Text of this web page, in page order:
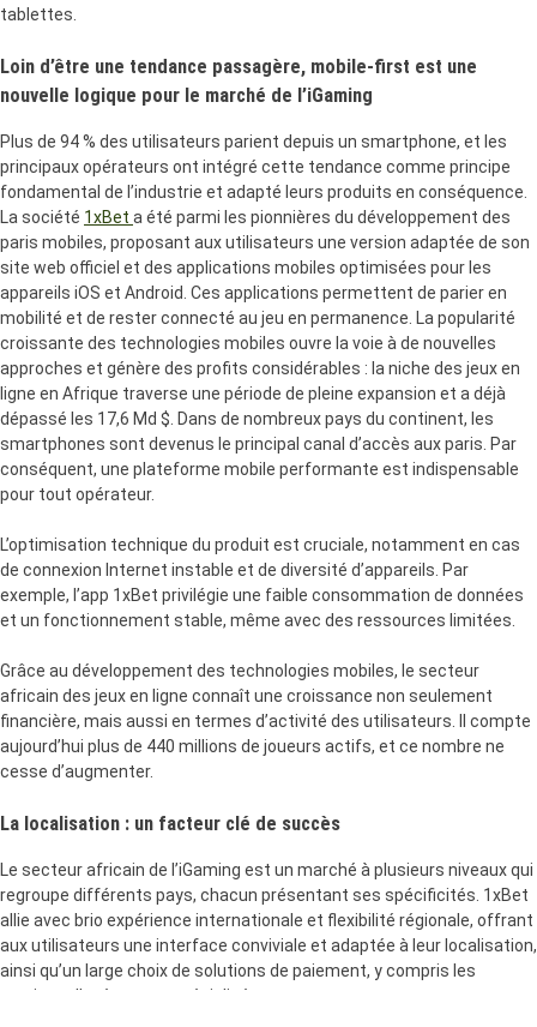
tablettes.
Loin d’être une tendance passagère, mobile-first est une
nouvelle logique pour le marché de l’iGaming
Plus de 94 % des utilisateurs parient depuis un smartphone, et les
principaux opérateurs ont intégré cette tendance comme principe
fondamental de l’industrie et adapté leurs produits en conséquence.
La société 1xBet a été parmi les pionnières du développement des
paris mobiles, proposant aux utilisateurs une version adaptée de son
site web officiel et des applications mobiles optimisées pour les
appareils iOS et Android. Ces applications permettent de parier en
mobilité et de rester connecté au jeu en permanence. La popularité
croissante des technologies mobiles ouvre la voie à de nouvelles
approches et génère des profits considérables : la niche des jeux en
ligne en Afrique traverse une période de pleine expansion et a déjà
dépassé les 17,6 Md $. Dans de nombreux pays du continent, les
smartphones sont devenus le principal canal d’accès aux paris. Par
conséquent, une plateforme mobile performante est indispensable
pour tout opérateur.
L’optimisation technique du produit est cruciale, notamment en cas
de connexion Internet instable et de diversité d’appareils. Par
exemple, l’app 1xBet privilégie une faible consommation de données
et un fonctionnement stable, même avec des ressources limitées.
Grâce au développement des technologies mobiles, le secteur
africain des jeux en ligne connaît une croissance non seulement
financière, mais aussi en termes d’activité des utilisateurs. Il compte
aujourd’hui plus de 440 millions de joueurs actifs, et ce nombre ne
cesse d’augmenter.
La localisation : un facteur clé de succès
Le secteur africain de l’iGaming est un marché à plusieurs niveaux qui
regroupe différents pays, chacun présentant ses spécificités. 1xBet
allie avec brio expérience internationale et flexibilité régionale, offrant
aux utilisateurs une interface conviviale et adaptée à leur localisation,
ainsi qu’un large choix de solutions de paiement, y compris les
services d’opérateurs spécialisés.